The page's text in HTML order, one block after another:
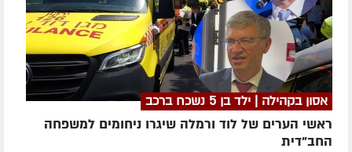
אסון בקהילה | ילד בן 5 נשכח ברכב
ראשי הערים של לוד ורמלה שיגרו ניחומים למשפחה
החב"דית